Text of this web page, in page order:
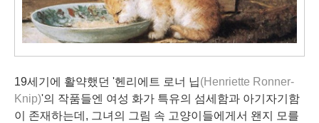
19세기에 활약했던 '헨리에트 로너 닙(Henriette Ronner-
Knip)'의 작품들엔 여성 화가 특유의 섬세함과 아기자기함
이 존재하는데, 그녀의 그림 속 고양이들에게서 왠지 모를